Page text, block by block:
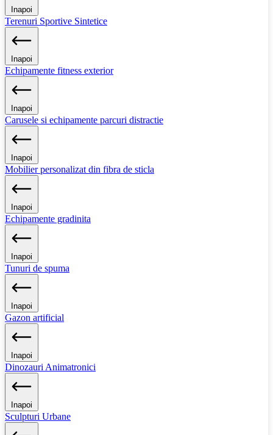
Inapoi
Terenuri Sportive Sintetice
Inapoi
Echipamente fitness exterior
Inapoi
Carusele si echipamente parcuri distractie
Inapoi
Mobilier personalizat din fibra de sticla
Inapoi
Echipamente gradinita
Inapoi
Tunuri de spuma
Inapoi
Gazon artificial
Inapoi
Dinozauri Animatronici
Inapoi
Sculpturi Urbane